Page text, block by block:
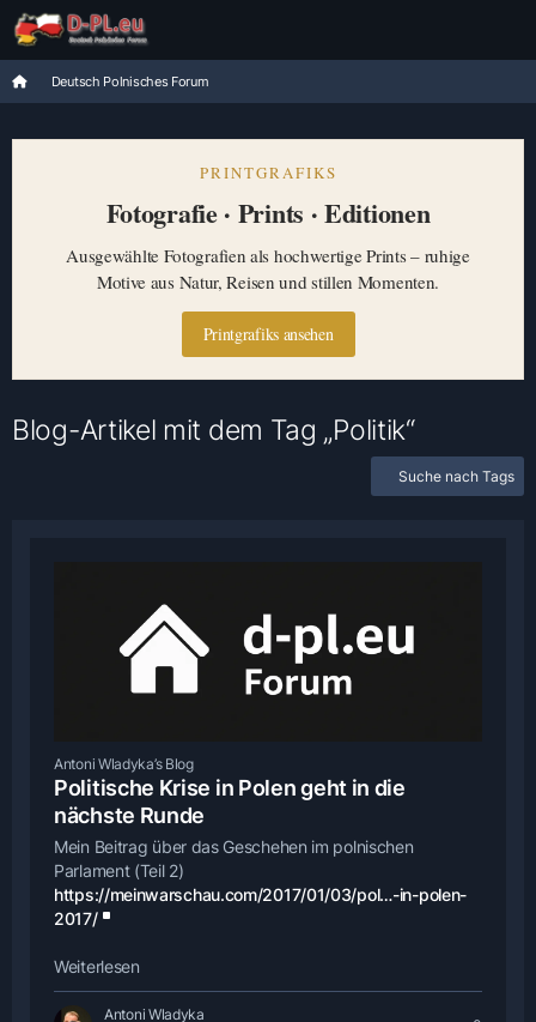
Deutsch Polnisches Forum
PRINTGRAFIKS
Fotografie · Prints · Editionen
Ausgewählte Fotografien als hochwertige Prints – ruhige
Motive aus Natur, Reisen und stillen Momenten.
Printgrafiks ansehen
Blog-Artikel mit dem Tag „Politik“
Suche nach Tags
Antoni Wladyka’s Blog
Politische Krise in Polen geht in die
nächste Runde
Mein Beitrag über das Geschehen im polnischen
Parlament (Teil 2)
https://meinwarschau.com/2017/01/03/pol…-in-polen-
2017/
Weiterlesen
Antoni Wladyka